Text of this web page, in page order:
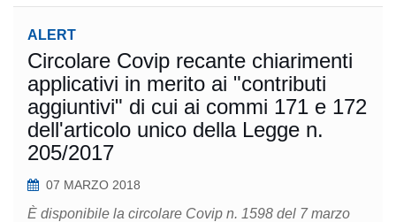
ALERT
Circolare Covip recante chiarimenti
applicativi in merito ai "contributi
aggiuntivi" di cui ai commi 171 e 172
dell'articolo unico della Legge n.
205/2017
07 MARZO 2018
È disponibile la circolare Covip n. 1598 del 7 marzo